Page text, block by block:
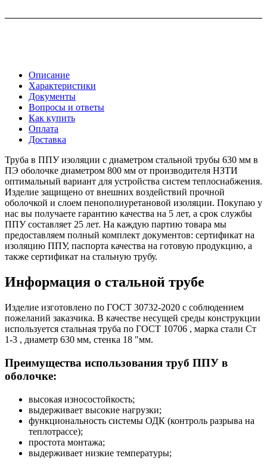
Описание
Характеристики
Документы
Вопросы и ответы
Как купить
Оплата
Доставка
Труба в ППУ изоляции с диаметром стальной трубы 630 мм в
ПЭ оболочке диаметром 800 мм от производителя НЗТИ
оптимальный вариант для устройства систем теплоснабжения.
Изделие защищено от внешних воздействий прочной
оболочкой и слоем пенополиуретановой изоляции. Покупаю у
нас вы получаете гарантию качества на 5 лет, а срок службы
ППУ составляет 25 лет. На каждую партию товара мы
предоставляем полный комплект документов: сертификат на
изоляцию ППУ, паспорта качества на готовую продукцию, а
также сертификат на стальную трубу.
Информация о стальной трубе
Изделие изготовлено по ГОСТ 30732-2020 с соблюдением
пожеланий заказчика. В качестве несущей среды конструкции
используется стальная труба по ГОСТ 10706 , марка стали Ст
1-3 , диаметр 630 мм, стенка 18 "мм.
Преимущества использования труб ППУ в
оболочке:
высокая износостойкость;
выдерживает высокие нагрузки;
функциональность системы ОДК (контроль разрыва на
теплотрассе);
простота монтажа;
выдерживает низкие температуры;